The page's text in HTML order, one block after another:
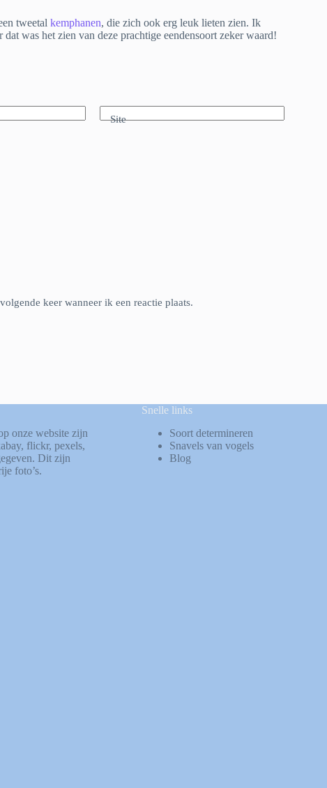
tweetal kemphanen, die zich ook erg leuk lieten zien. Ik
was het zien van deze prachtige eendensoort zeker waard!
Site
keer wanneer ik een reactie plaats.
onze website zijn
, flickr, pexels,
Dit zijn
foto’s.
Snelle links
Soort determineren
Snavels van vogels
Blog